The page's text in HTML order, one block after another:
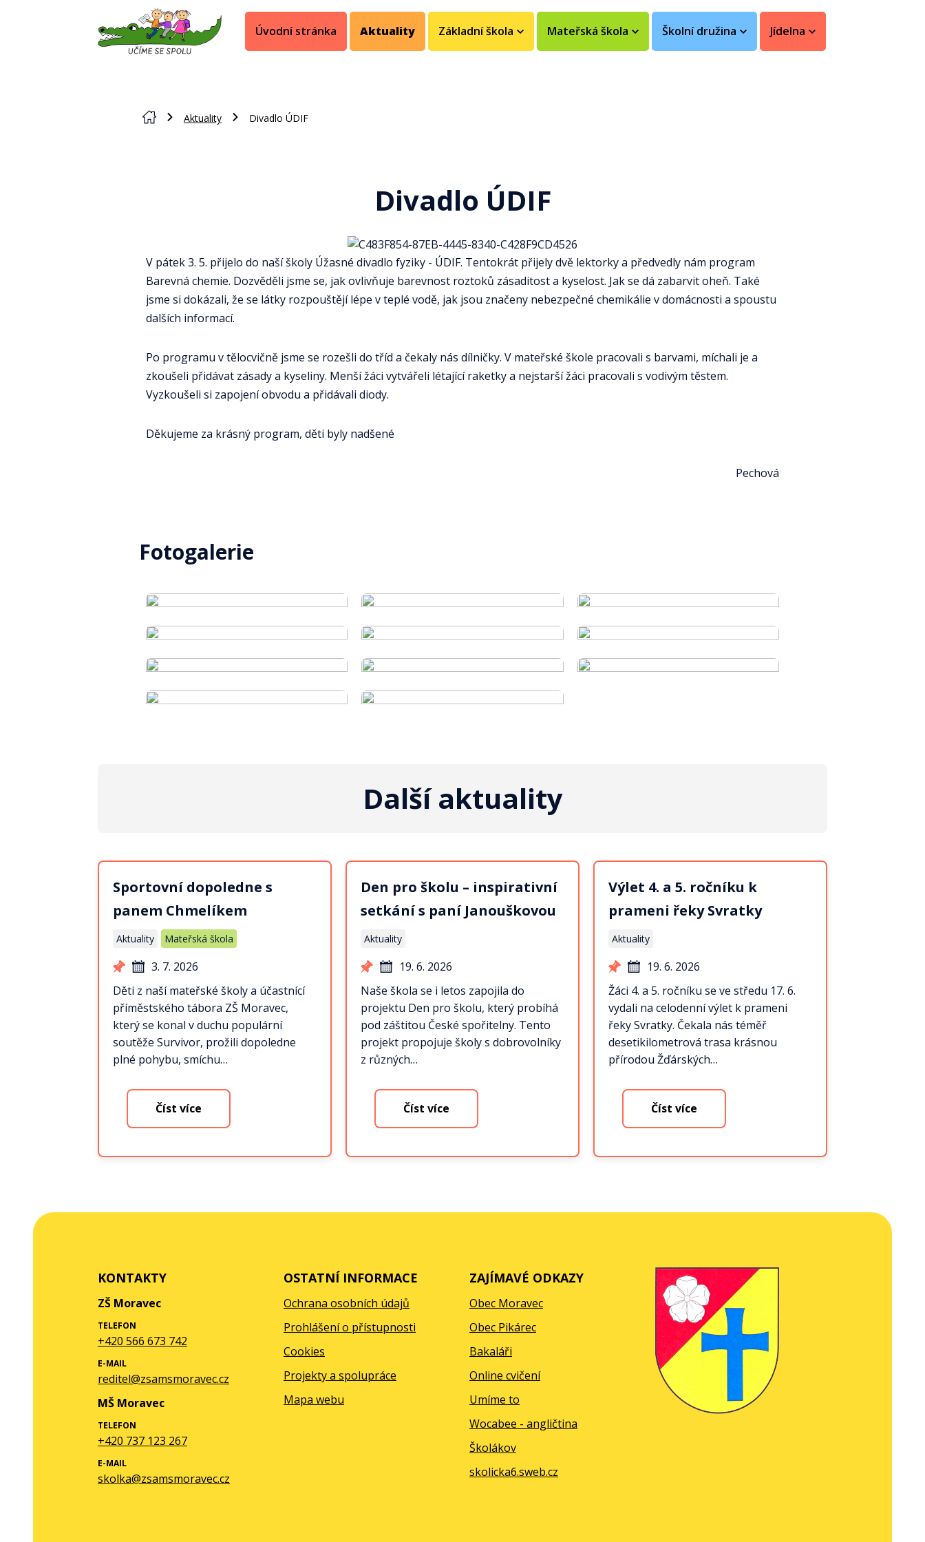
Úvodní stránka Aktuality Základní škola Mateřská škola Školní družina Jídelna
Aktuality Divadlo ÚDIF
Divadlo ÚDIF
V pátek 3. 5. přijelo do naší školy Úžasné divadlo fyziky - ÚDIF. Tentokrát přijely dvě lektorky a předvedly nám program
Barevná chemie. Dozvěděli jsme se, jak ovlivňuje barevnost roztoků zásaditost a kyselost. Jak se dá zabarvit oheň. Také
jsme si dokázali, že se látky rozpouštějí lépe v teplé vodě, jak jsou značeny nebezpečné chemikálie v domácnosti a spoustu
dalších informací.
Po programu v tělocvičně jsme se rozešli do tříd a čekaly nás dílničky. V mateřské škole pracovali s barvami, míchali je a
zkoušeli přidávat zásady a kyseliny. Menší žáci vytvářeli létající raketky a nejstarší žáci pracovali s vodivým těstem.
Vyzkoušeli si zapojení obvodu a přidávali diody.
Děkujeme za krásný program, děti byly nadšené
Pechová
Fotogalerie
Další aktuality
Sportovní dopoledne s
panem Chmelíkem
Aktuality Mateřská škola
3. 7. 2026
Děti z naší mateřské školy a účastnící
příměstského tábora ZŠ Moravec,
který se konal v duchu populární
soutěže Survivor, prožili dopoledne
plné pohybu, smíchu…
Číst více
Den pro školu – inspirativní
setkání s paní Janouškovou
Aktuality
19. 6. 2026
Naše škola se i letos zapojila do
projektu Den pro školu, který probíhá
pod záštitou České spořitelny. Tento
projekt propojuje školy s dobrovolníky
z různých…
Číst více
Výlet 4. a 5. ročníku k
prameni řeky Svratky
Aktuality
19. 6. 2026
Žáci 4. a 5. ročníku se ve středu 17. 6.
vydali na celodenní výlet k prameni
řeky Svratky. Čekala nás téměř
desetikilometrová trasa krásnou
přírodou Žďárských…
Číst více
KONTAKTY
ZŠ Moravec
TELEFON
+420 566 673 742
E-MAIL
reditel@zsamsmoravec.cz
MŠ Moravec
TELEFON
+420 737 123 267
E-MAIL
skolka@zsamsmoravec.cz
OSTATNÍ INFORMACE
Ochrana osobních údajů
Prohlášení o přístupnosti
Cookies
Projekty a spolupráce
Mapa webu
ZAJÍMAVÉ ODKAZY
Obec Moravec
Obec Pikárec
Bakaláři
Online cvičení
Umíme to
Wocabee - angličtina
Školákov
skolicka6.sweb.cz